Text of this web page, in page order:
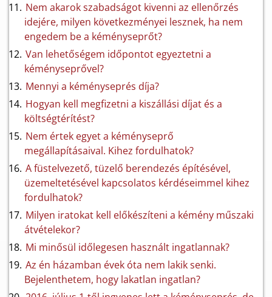
Nem akarok szabadságot kivenni az ellenőrzés
idejére, milyen következményei lesznek, ha nem
engedem be a kéményseprőt?
Van lehetőségem időpontot egyeztetni a
kéményseprővel?
Mennyi a kéményseprés díja?
Hogyan kell megfizetni a kiszállási díjat és a
költségtérítést?
Nem értek egyet a kéményseprő
megállapításaival. Kihez fordulhatok?
A füstelvezető, tüzelő berendezés építésével,
üzemeltetésével kapcsolatos kérdéseimmel kihez
fordulhatok?
Milyen iratokat kell előkészíteni a kémény műszaki
átvételekor?
Mi minősül időlegesen használt ingatlannak?
Az én házamban évek óta nem lakik senki.
Bejelenthetem, hogy lakatlan ingatlan?